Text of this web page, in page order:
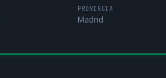
PROVINCIA
Madrid